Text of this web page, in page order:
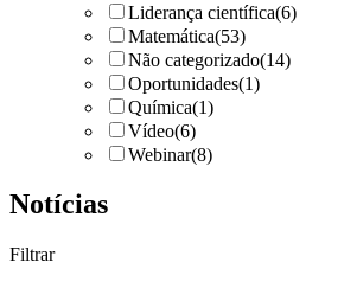
Liderança científica(6)
Matemática(53)
Não categorizado(14)
Oportunidades(1)
Química(1)
Vídeo(6)
Webinar(8)
Notícias
Filtrar